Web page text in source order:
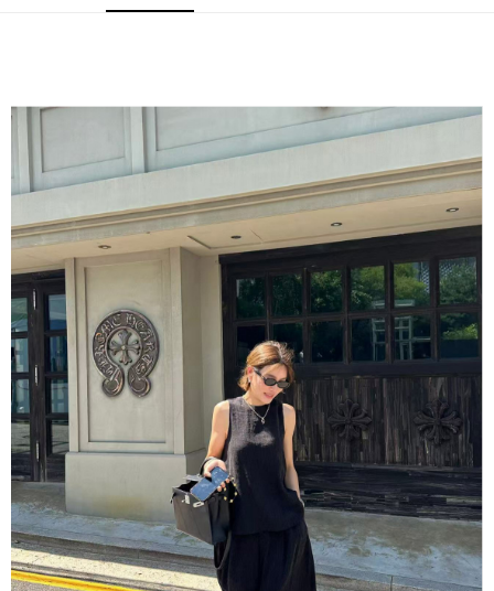
便利好安心！
１．簡單：不需註冊會員、不需綁卡、不需儲值。
２．便利：只要手機號碼，簡訊認證，即可結帳。
３．安心：先確認商品／服務後，再付款。
【「AFTEE先享後付」結帳流程】
１．於結帳方式選擇「AFTEE先享後付」後，將跳轉至「AFTEE先享後付」
結帳頁面，進行簡訊認證並確認金額後，即可完成結帳。
２．訂單成立數日內，您將收到繳費通知簡訊。
３．收到繳費通知簡訊後14天內，點擊此簡訊中的連結，可透過四大超商／
ATM／網路銀行／等多元方式進行付款，方視為交易完成。
※ 請注意：結帳手續完成當下不需立刻繳費，但若您需要取消訂單，請聯絡
購買商品的店家。未經商家同意取消之訂單仍視為有效，需透過AFTEE先享
後付繳納相關費用。
※ 交易是否成功請以「AFTEE先享後付 」之結帳頁面顯示為準，若有關於
是否繳費成功／繳費後需取消欲退款等相關疑問，請聯繫「AFTEE先享後付
客戶支援中心」
https://netprotections.freshdesk.com/support/home
【注意事項】
１．透過由恩沛科技股份有限公司提供之「AFTEE先享後付」服務完成之交
易，需依本服務之必要範圍內提供個人資料，並將交易相關給付款項請求債
權轉讓予恩沛科技股份有限公司。
２．關於個人資料處理事宜，請瀏覽以下網址：
https://aftee.tw/terms/#terms3
３．未成年的使用者請事先徵得法定代理人或監護人之同意方可使用
全家取貨付款
每筆NT$80，滿NT$1,500(含以上)免運費
付款後全家取貨
每筆NT$80，滿NT$1,500(含以上)免運費
萊爾富取貨付款
每筆NT$80，滿NT$1,500(含以上)免運費
付款後萊爾富取貨
每筆NT$80，滿NT$1,500(含以上)免運費
離島取貨加價40
每筆NT$80，滿NT$1,500(含以上)免運費
付款後7-11取貨
每筆NT$80，滿NT$1,500(含以上)免運費